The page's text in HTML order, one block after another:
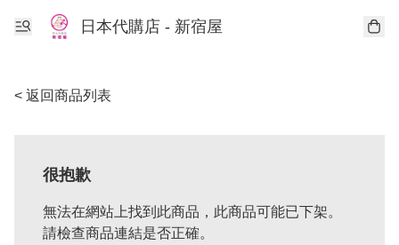
日本代購店 - 新宿屋
< 返回商品列表
很抱歉
無法在網站上找到此商品，此商品可能已下架。
請檢查商品連結是否正確。